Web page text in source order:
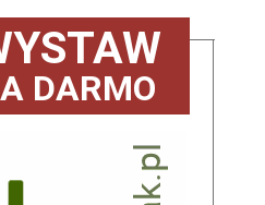
DARMO